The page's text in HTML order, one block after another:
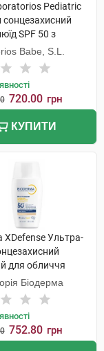
Pediatric
SPF 50 з
і пребіотиками
Babe, S.L.
720.00 грн
КУПИТИ
XDefense Ультра-
для обличчя
01 40 мл 1
Біодерма
752.80 грн